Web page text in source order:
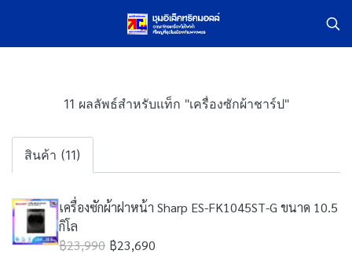
11 ผลลัพธ์สำหรับแท็ก "เครื่องซักผ้าชาร์ป"
สินค้า (11)
เครื่องซักผ้าฝาหน้า Sharp ES-FK1045ST-G ขนาด 10.5
กิโล
฿23,990 ฿23,690